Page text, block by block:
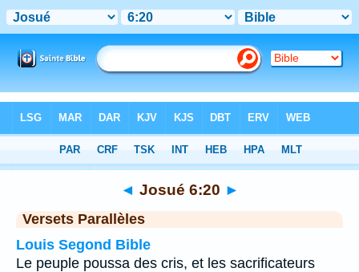
Chapitre 6> Verset 20
◄ Josué 6:20 ►
Versets Parallèles
Louis Segond Bible
Le peuple poussa des cris, et les sacrificateurs